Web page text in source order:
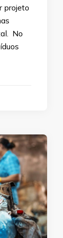
projeto
No